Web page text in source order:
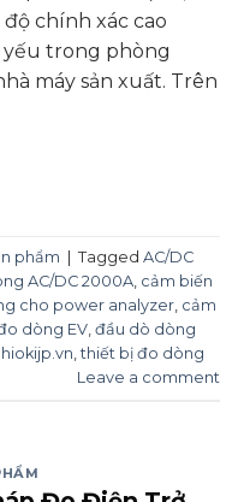
chính xác cao
trong phòng
máy sản xuất. Trên
phẩm Tagged AC/DC
AC/DC 2000A cảm biến
cho power analyzer cảm
dòng EV đầu dò dòng
hiokijp.vn ,thiết bị đo dòng
Leave a comment